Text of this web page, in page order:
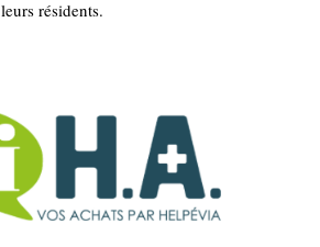
leurs résidents.